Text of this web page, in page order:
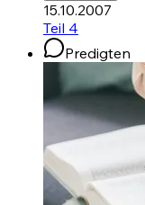
15.10.2007
Teil 4
Predigten